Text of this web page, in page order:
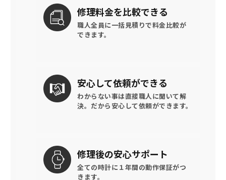
修理料金を比較できる
職人全員に一括見積りで料金比較が
できます。
安心して依頼ができる
わからない事は直接職人に聞いて解
決。 だから安心して依頼ができます。
修理後の安心サポート
全ての時計に １年間の動作保証がつ
きます。